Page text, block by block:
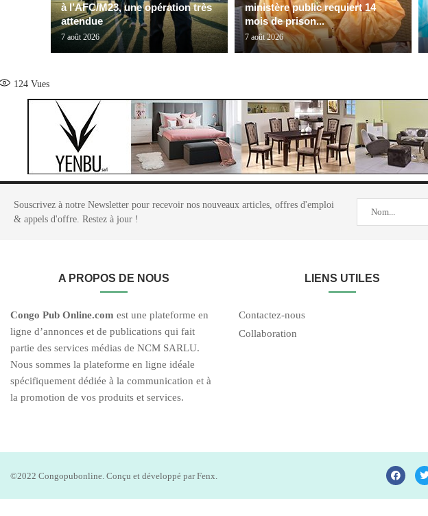
à l’AFC/M23, une opération très
attendue
7 août 2026
ministère public requiert 14
mois de prison...
7 août 2026
124 Vues
Souscrivez à notre Newsletter pour recevoir nos nouveaux articles, offres d'emploi
& appels d'offre. Restez à jour !
A PROPOS DE NOUS
Congo Pub Online.com est une plateforme en
ligne d’annonces et de publications qui fait
partie des services médias de NCM SARLU.
Nous sommes la plateforme en ligne idéale
spécifiquement dédiée à la communication et à
la promotion de vos produits et services.
LIENS UTILES
Contactez-nous
Collaboration
©2022 Congopubonline. Conçu et développé par Fenx.